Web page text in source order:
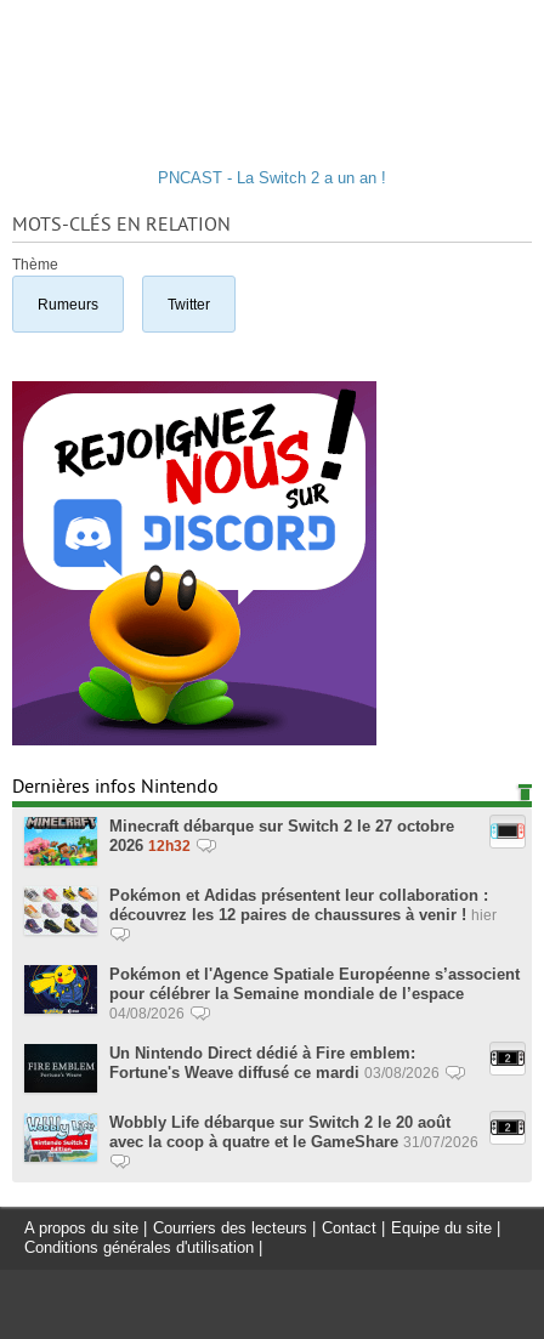
PNCAST - La Switch 2 a un an !
MOTS-CLÉS EN RELATION
Thème
Rumeurs Twitter
Dernières infos Nintendo
Minecraft débarque sur Switch 2 le 27 octobre
2026 12h32
Pokémon et Adidas présentent leur collaboration :
découvrez les 12 paires de chaussures à venir ! hier
Pokémon et l'Agence Spatiale Européenne s’associent
pour célébrer la Semaine mondiale de l’espace
04/08/2026
Un Nintendo Direct dédié à Fire emblem:
Fortune's Weave diffusé ce mardi 03/08/2026
Wobbly Life débarque sur Switch 2 le 20 août
avec la coop à quatre et le GameShare 31/07/2026
A propos du site Courriers des lecteurs Contact Equipe du site
Conditions générales d'utilisation